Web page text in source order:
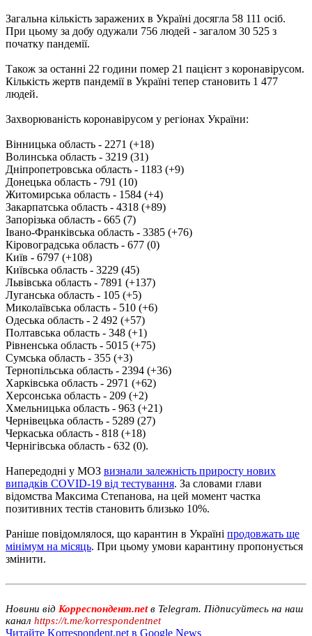
Загальна кількість заражених в Україні досягла 58 111 осіб.
При цьому за добу одужали 756 людей - загалом 30 525 з
початку пандемії.
Також за останні 22 години помер 21 пацієнт з коронавірусом.
Кількість жертв пандемії в Україні тепер становить 1 477
людей.
Захворюваність коронавірусом у регіонах України:
Вінницька область - 2271 (+18)
Волинська область - 3219 (31)
Дніпропетровська область - 1183 (+9)
Донецька область - 791 (10)
Житомирська область - 1584 (+4)
Закарпатська область - 4318 (+89)
Запорізька область - 665 (7)
Івано-Франківська область - 3385 (+76)
Кіровоградська область - 677 (0)
Київ - 6797 (+108)
Київська область - 3229 (45)
Львівська область - 7891 (+137)
Луганська область - 105 (+5)
Миколаївська область - 510 (+6)
Одеська область - 2 492 (+57)
Полтавська область - 348 (+1)
Рівненська область - 5015 (+75)
Сумська область - 355 (+3)
Тернопільська область - 2394 (+36)
Харківська область - 2971 (+62)
Херсонська область - 209 (+2)
Хмельницька область - 963 (+21)
Чернівецька область - 5289 (27)
Черкаська область - 818 (+18)
Чернігівська область - 632 (0).
Напередодні у МОЗ визнали залежність приросту нових
випадків COVID-19 від тестування. За словами глави
відомства Максима Степанова, на цей момент частка
позитивних тестів становить близько 10%.
Раніше повідомлялося, що карантин в Україні продовжать ще
мінімум на місяць. При цьому умови карантину пропонується
змінити.
Новини від Корреспондент.netв Telegram. Підписуйтесь на наш
канал https://t.me/korrespondentnet
Читайте Korrespondent.net в Google News